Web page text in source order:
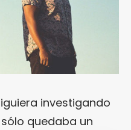
investigando
quedaba un